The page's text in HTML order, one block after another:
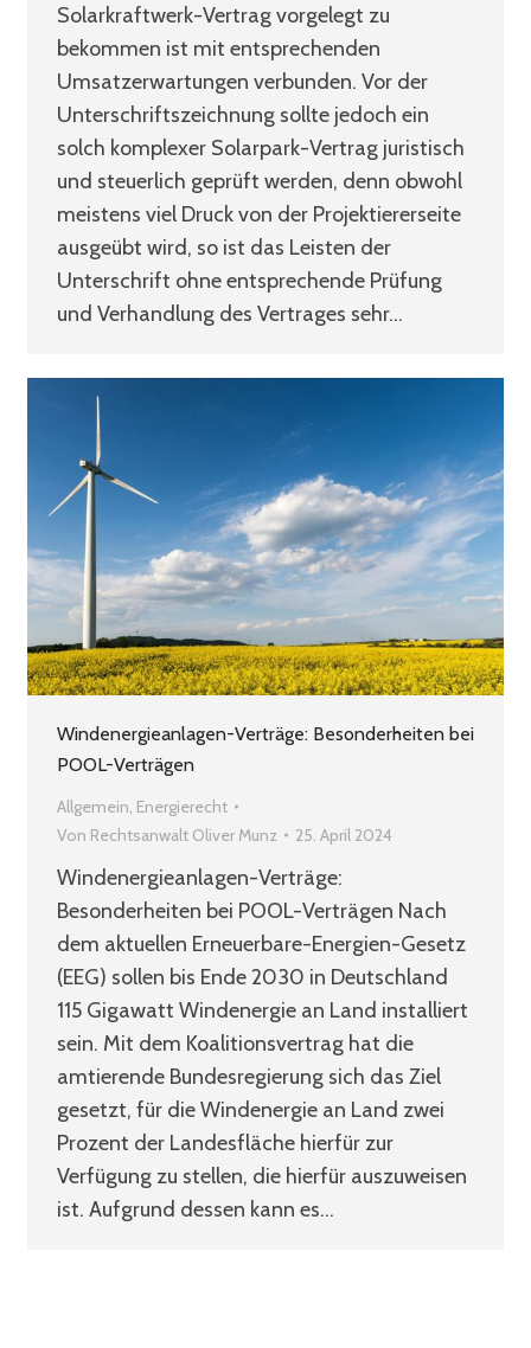
Solarkraftwerk-Vertrag vorgelegt zu
bekommen ist mit entsprechenden
Umsatzerwartungen verbunden. Vor der
Unterschriftszeichnung sollte jedoch ein
solch komplexer Solarpark-Vertrag juristisch
und steuerlich geprüft werden, denn obwohl
meistens viel Druck von der Projektiererseite
ausgeübt wird, so ist das Leisten der
Unterschrift ohne entsprechende Prüfung
und Verhandlung des Vertrages sehr…
Windenergieanlagen-Verträge: Besonderheiten bei
POOL-Verträgen
Allgemein, Energierecht
Von Rechtsanwalt Oliver Munz 25. April 2024
Windenergieanlagen-Verträge:
Besonderheiten bei POOL-Verträgen Nach
dem aktuellen Erneuerbare-Energien-Gesetz
(EEG) sollen bis Ende 2030 in Deutschland
115 Gigawatt Windenergie an Land installiert
sein. Mit dem Koalitionsvertrag hat die
amtierende Bundesregierung sich das Ziel
gesetzt, für die Windenergie an Land zwei
Prozent der Landesfläche hierfür zur
Verfügung zu stellen, die hierfür auszuweisen
ist. Aufgrund dessen kann es…